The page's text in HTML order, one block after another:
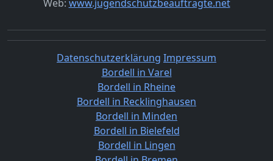
Web: www.jugendschutzbeauftragte.net
Datenschutzerklärung Impressum
Bordell in Varel
Bordell in Rheine
Bordell in Recklinghausen
Bordell in Minden
Bordell in Bielefeld
Bordell in Lingen